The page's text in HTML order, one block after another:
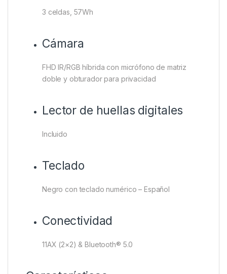
3 celdas, 57Wh
Cámara
FHD IR/RGB híbrida con micrófono de matriz
doble y obturador para privacidad
Lector de huellas digitales
Incluido
Teclado
Negro con teclado numérico – Español
Conectividad
11AX (2×2) & Bluetooth® 5.0